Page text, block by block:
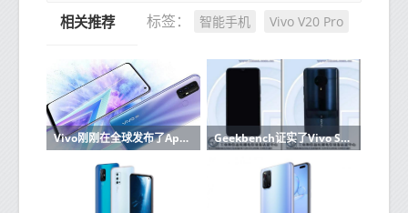
标签： 智能手机 Vivo V20 Pro
相关推荐
Vivo刚刚在全球发布了Apex 2020智能手机 Geekbench证实了Vivo S6 5G的Exynos 980 5G处理器